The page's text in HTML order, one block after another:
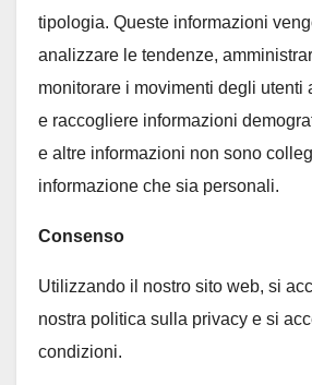
tipologia. Queste informazioni
analizzare le tendenze,
monitorare i movimenti degli utenti
e raccogliere informazioni
e altre informazioni non sono
informazione che sia personali.
Consenso
Utilizzando il nostro sito web, si
nostra politica sulla privacy e si
condizioni.